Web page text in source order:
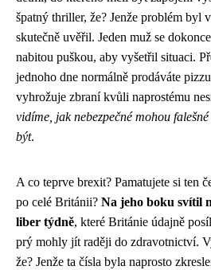
špatný thriller, že? Jenže problém byl
skutečně uvěřil. Jeden muž se
nabitou puškou, aby vyšetřil situaci.
jednoho dne normálně prodáváte
vyhrožuje zbraní kvůli naprostému
vidíme, jak nebezpečné mohou
být.
A co teprve brexit? Pamatujete si ten
po celé Británii? Na jeho boku svítil
liber týdně, které Británie údajně
prý mohly jít raději do zdravotnictví.
že? Jenže ta čísla byla naprosto